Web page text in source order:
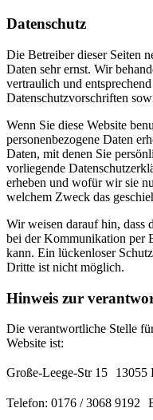
Datenschutz
Die Betreiber dieser Seiten
Daten sehr ernst. Wir
vertraulich und
Datenschutzvorschriften
Wenn Sie diese Website
personenbezogene Daten
Daten, mit denen Sie
vorliegende
erheben und wofür wir sie
welchem Zweck das
Wir weisen darauf hin, dass
bei der Kommunikation per
kann. Ein lückenloser
Dritte ist nicht möglich.
Hinweis zur
Die verantwortliche Stelle
Website ist:
Große-Leege-Str 15
Telefon: 0176 / 3068 9192